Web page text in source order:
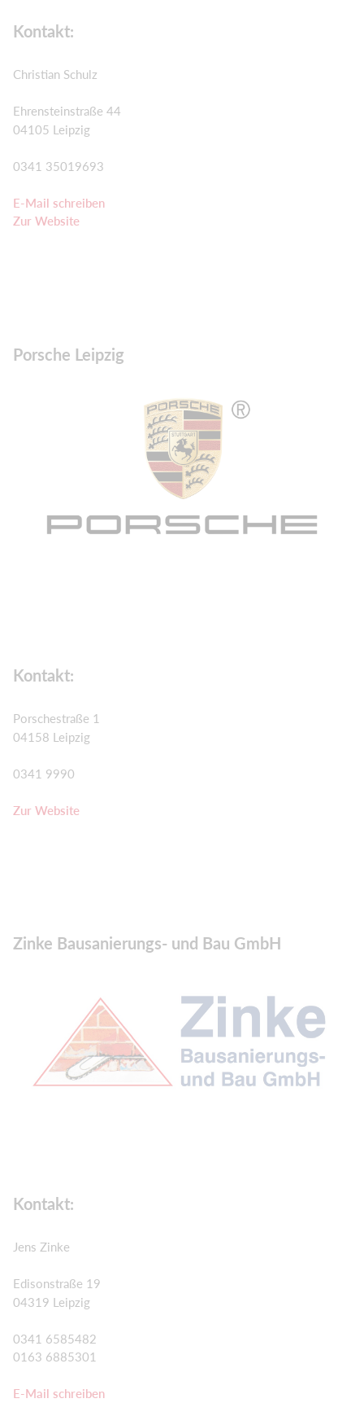
Kontakt:
Christian Schulz
Ehrensteinstraße 44
04105 Leipzig
0341 35019693
E-Mail schreiben
Zur Website
Porsche Leipzig
Kontakt:
Porschestraße 1
04158 Leipzig
0341 9990
Zur Website
Zinke Bausanierungs- und Bau GmbH
Kontakt:
Jens Zinke
Edisonstraße 19
04319 Leipzig
0341 6585482
0163 6885301
E-Mail schreiben